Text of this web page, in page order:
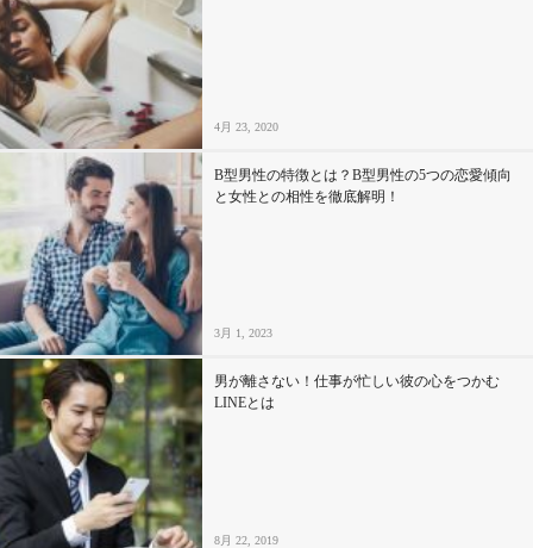
セックスライフ
不倫・だめ男
心の処方箋
カルチャー・トレンド・芸能
驚き
4月 23, 2020
B型男性の特徴とは？B型男性の5つの恋愛傾向
と女性との相性を徹底解明！
3月 1, 2023
男が離さない！仕事が忙しい彼の心をつかむ
LINEとは
8月 22, 2019